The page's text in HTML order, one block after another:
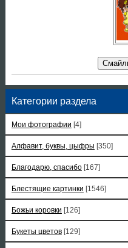
Категории раздела
Мои фотографии [4]
Алфавит, буквы, цыфры [350]
Благодарю, спасибо [167]
Блестящие картинки [1546]
Божьи коровки [126]
Букеты цветов [129]